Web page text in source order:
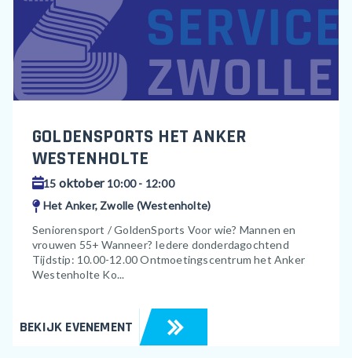
GOLDENSPORTS HET ANKER
WESTENHOLTE
15 oktober10:00 - 12:00
Het Anker, Zwolle (Westenholte)
Seniorensport / GoldenSports Voor wie? Mannen en
vrouwen 55+ Wanneer? Iedere donderdagochtend
Tijdstip: 10.00-12.00 Ontmoetingscentrum het Anker
Westenholte Ko...
BEKIJK EVENEMENT